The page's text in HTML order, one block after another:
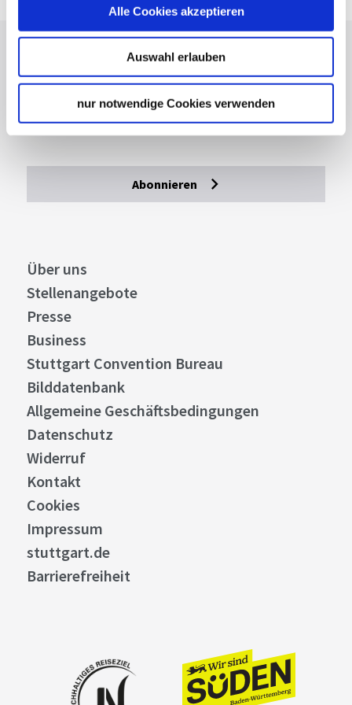
Alle Cookies akzeptieren
Auswahl erlauben
nur notwendige Cookies verwenden
Lassen Sie sich inspirieren!
Mit unserem Newsletter bleiben Sie zu Events,
Highlights und aktuellen Angeboten in
Stuttgart und Region immer up-to-date.
Abonnieren
Über uns
Stellenangebote
Presse
Business
Stuttgart Convention Bureau
Bilddatenbank
Allgemeine Geschäftsbedingungen
Datenschutz
Widerruf
Kontakt
Cookies
Impressum
stuttgart.de
Barrierefreiheit